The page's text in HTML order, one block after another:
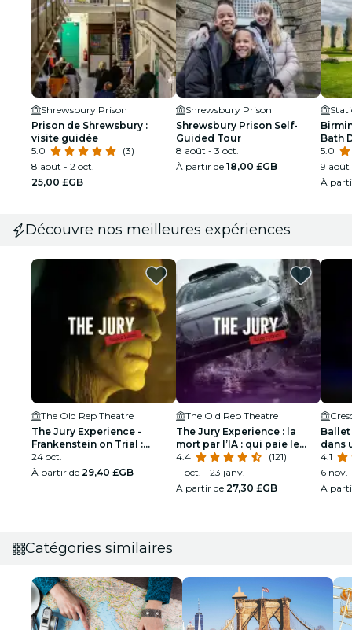
Shrewsbury Prison
Prison de Shrewsbury :
visite guidée
5.0
(3)
8 août - 2 oct.
25,00 £GB
Shrewsbury Prison
Shrewsbury Prison Self-
Guided Tour
8 août - 3 oct.
À partir de 18,00 £GB
Bath
5.0
9 août
À
Découvre nos meilleures expériences
The Old Rep Theatre
The Jury Experience -
Frankenstein on Trial :
l’homme qui a défié Dieu
24 oct.
À partir de 29,40 £GB
The Old Rep Theatre
The Jury Experience : la
mort par l’IA : qui paie le
prix ?
4.4
(121)
11 oct. - 23 janv.
À partir de 27,30 £GB
dans
4.1
6 nov.
À
Catégories similaires